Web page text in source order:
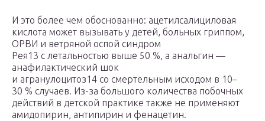
И это более чем обоснованно: ацетилсалициловая
кислота может вызывать у детей, больных гриппом,
ОРВИ и ветряной оспой синдром
Рея13 с летальностью выше 50 %, а анальгин —
анафилактический шок
и агранулоцитоз14 со смертельным исходом в 10–
30 % случаев. Из-за большого количества побочных
действий в детской практике также не применяют
амидопирин, антипирин и фенацетин.